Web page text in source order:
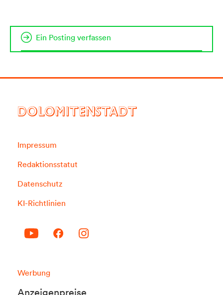
Ein Posting verfassen
DOLOMITENSTADT
Impressum
Redaktionsstatut
Datenschutz
KI-Richtlinien
Werbung
Anzeigenpreise